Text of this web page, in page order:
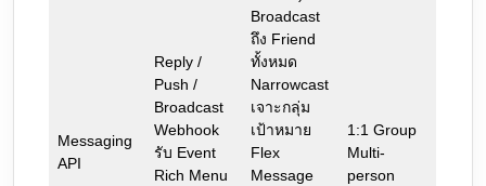
Messaging
API
Reply /
Push /
Broadcast
Webhook
รับ Event
Rich Menu
Broadcast
ถึง Friend
ทั้งหมด
Narrowcast
เจาะกลุ่ม
เป้าหมาย
Flex
Message
1:1 Group
Multi-
person